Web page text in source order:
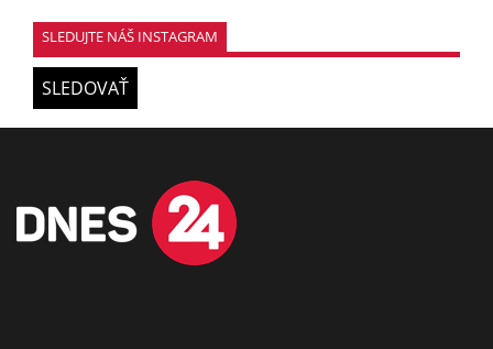
SLEDUJTE NÁŠ INSTAGRAM
SLEDOVAŤ